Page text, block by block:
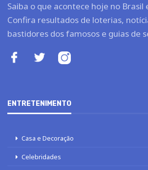
Saiba o que acontece hoje no Brasil
Confira resultados de loterias,
bastidores dos famosos e guias de
ENTRETENIMENTO
Casa e Decoração
Celebridades